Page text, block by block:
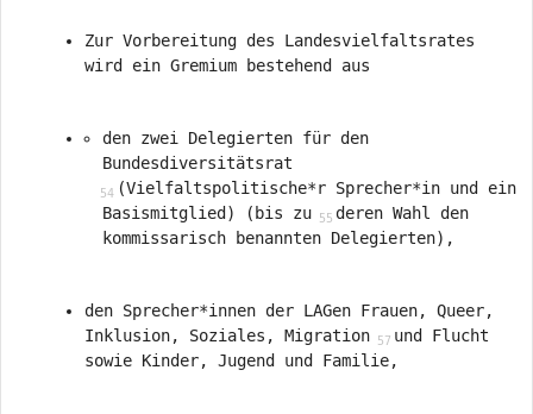
Zur Vorbereitung des Landesvielfaltsrates
wird ein Gremium bestehend aus
den zwei Delegierten für den
Bundesdiversitätsrat
(Vielfaltspolitische*r Sprecher*in und ein
Basismitglied) (bis zu
deren Wahl den
kommissarisch benannten Delegierten),
den Sprecher*innen der LAGen Frauen, Queer,
Inklusion, Soziales, Migration
und Flucht
sowie Kinder, Jugend und Familie,